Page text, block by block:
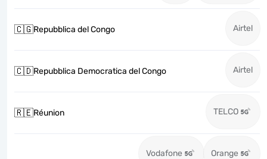
🇨🇬Repubblica del Congo Airtel
🇨🇩Repubblica Democratica del Congo Airtel
🇷🇪Réunion TELCO
Vodafone Orange